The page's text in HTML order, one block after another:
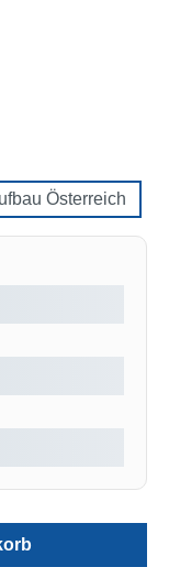
Österreich
Wert ein